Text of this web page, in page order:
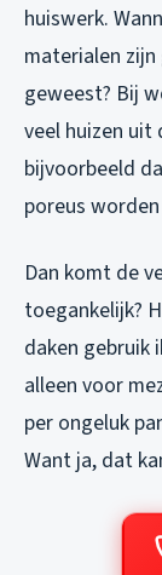
huiswerk.
materialen
geweest? Bij
veel huizen uit
bijvoorbeeld
poreus
Dan komt de
toegankelijk?
daken gebruik
alleen voor
per ongeluk
Want ja, dat